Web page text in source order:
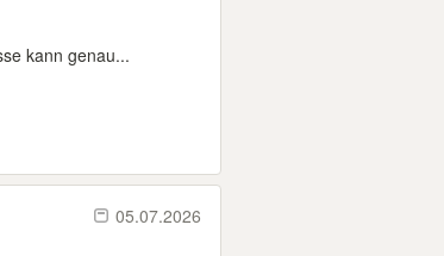
kann genau...
05.07.2026